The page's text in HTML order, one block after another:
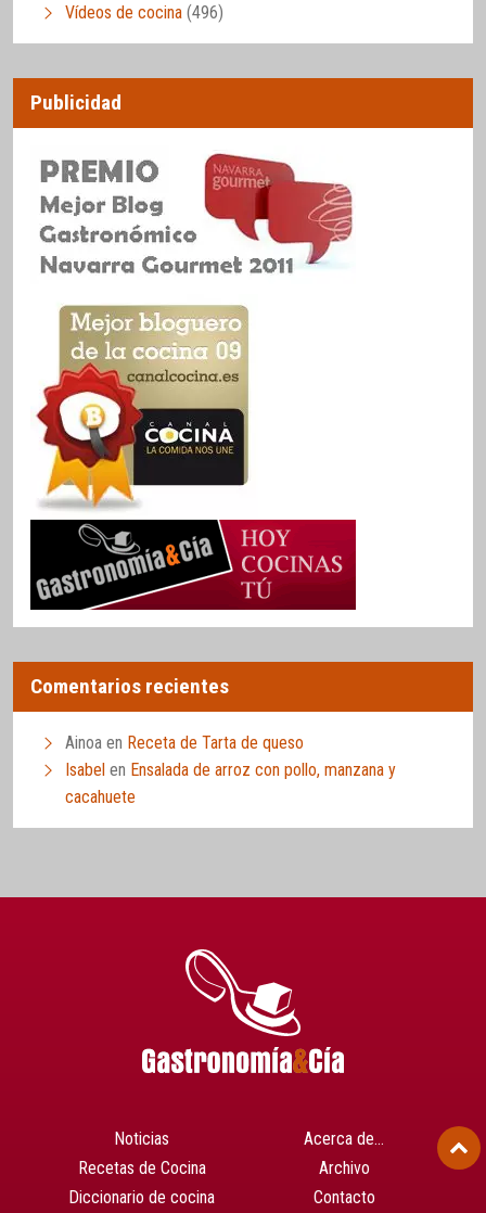
Vídeos de cocina (496)
Publicidad
Comentarios recientes
Ainoa en Receta de Tarta de queso
Isabel en Ensalada de arroz con pollo, manzana y
cacahuete
Noticias
Recetas de Cocina
Diccionario de cocina
Acerca de…
Archivo
Contacto